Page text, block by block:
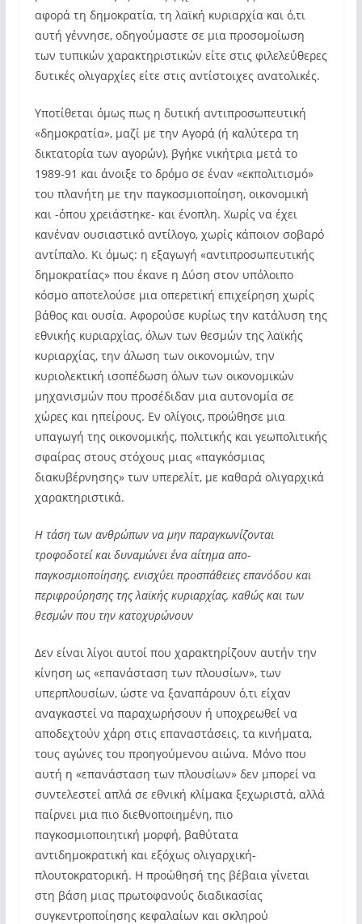
αφορά τη δημοκρατία, τη λαϊκή κυριαρχία και ό,τι
αυτή γέννησε, οδηγούμαστε σε μια προσομοίωση
των τυπικών χαρακτηριστικών είτε στις φιλελεύθερες
δυτικές ολιγαρχίες είτε στις αντίστοιχες ανατολικές.
Υποτίθεται όμως πως η δυτική αντιπροσωπευτική
«δημοκρατία», μαζί με την Αγορά (ή καλύτερα τη
δικτατορία των αγορών), βγήκε νικήτρια μετά το
1989-91 και άνοιξε το δρόμο σε έναν «εκπολιτισμό»
του πλανήτη με την παγκοσμιοποίηση, οικονομική
και -όπου χρειάστηκε- και ένοπλη. Χωρίς να έχει
κανέναν ουσιαστικό αντίλογο, χωρίς κάποιον σοβαρό
αντίπαλο. Κι όμως: η εξαγωγή «αντιπροσωπευτικής
δημοκρατίας» που έκανε η Δύση στον υπόλοιπο
κόσμο αποτελούσε μια οπερετική επιχείρηση χωρίς
βάθος και ουσία. Αφορούσε κυρίως την κατάλυση της
εθνικής κυριαρχίας, όλων των θεσμών της λαϊκής
κυριαρχίας, την άλωση των οικονομιών, την
κυριολεκτική ισοπέδωση όλων των οικονομικών
μηχανισμών που προσέδιδαν μια αυτονομία σε
χώρες και ηπείρους. Εν ολίγοις, προώθησε μια
υπαγωγή της οικονομικής, πολιτικής και γεωπολιτικής
σφαίρας στους στόχους μιας «παγκόσμιας
διακυβέρνησης» των υπερελίτ, με καθαρά ολιγαρχικά
χαρακτηριστικά.
Η τάση των ανθρώπων να μην παραγκωνίζονται
τροφοδοτεί και δυναμώνει ένα αίτημα απο-
παγκοσμιοποίησης, ενισχύει προσπάθειες επανόδου και
περιφρούρησης της λαϊκής κυριαρχίας, καθώς και των
θεσμών που την κατοχυρώνουν
Δεν είναι λίγοι αυτοί που χαρακτηρίζουν αυτήν την
κίνηση ως «επανάσταση των πλουσίων», των
υπερπλουσίων, ώστε να ξαναπάρουν ό,τι είχαν
αναγκαστεί να παραχωρήσουν ή υποχρεωθεί να
αποδεχτούν χάρη στις επαναστάσεις, τα κινήματα,
τους αγώνες του προηγούμενου αιώνα. Μόνο που
αυτή η «επανάσταση των πλουσίων» δεν μπορεί να
συντελεστεί απλά σε εθνική κλίμακα ξεχωριστά, αλλά
παίρνει μια πιο διεθνοποιημένη, πιο
παγκοσμιοποιητική μορφή, βαθύτατα
αντιδημοκρατική και εξόχως ολιγαρχική-
πλουτοκρατορική. Η προώθησή της βέβαια γίνεται
στη βάση μιας πρωτοφανούς διαδικασίας
συγκεντροποίησης κεφαλαίων και σκληρού